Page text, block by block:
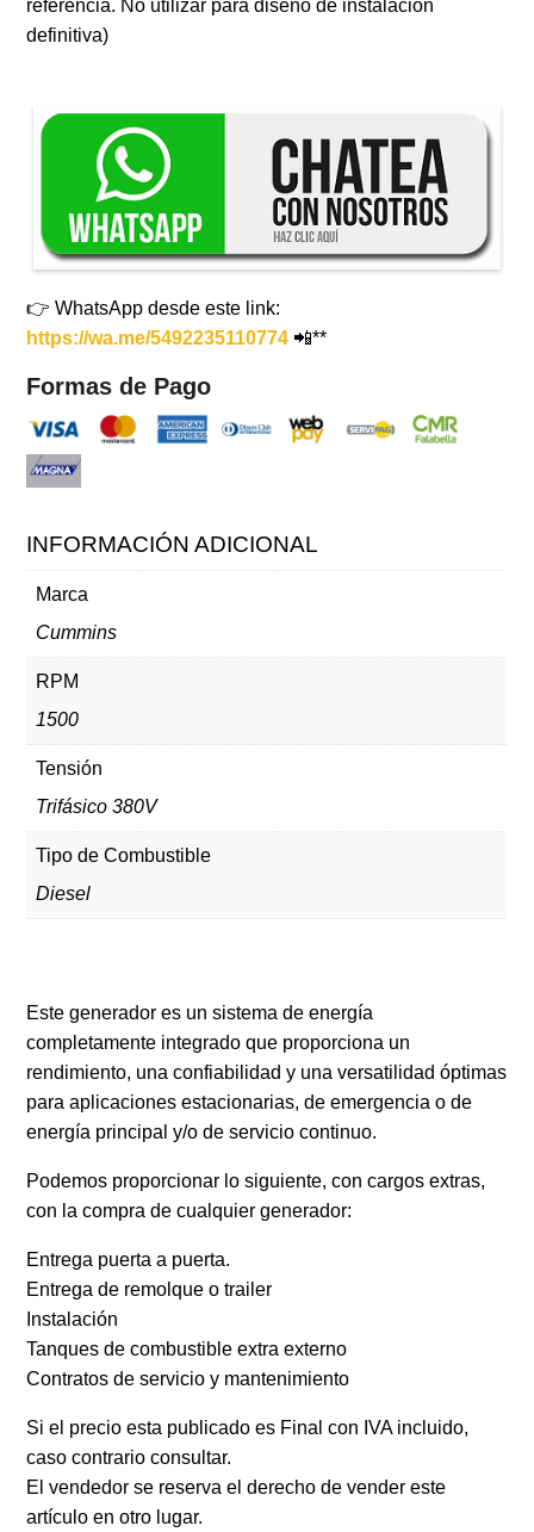
referencia. No utilizar para diseño de instalación
definitiva)
👉 WhatsApp desde este link:
https://wa.me/5492235110774 📲**
Formas de Pago
INFORMACIÓN ADICIONAL
Marca
Cummins
RPM
1500
Tensión
Trifásico 380V
Tipo de Combustible
Diesel
Este generador es un sistema de energía
completamente integrado que proporciona un
rendimiento, una confiabilidad y una versatilidad óptimas
para aplicaciones estacionarias, de emergencia o de
energía principal y/o de servicio continuo.
Podemos proporcionar lo siguiente, con cargos extras,
con la compra de cualquier generador:
Entrega puerta a puerta.
Entrega de remolque o trailer
Instalación
Tanques de combustible extra externo
Contratos de servicio y mantenimiento
Si el precio esta publicado es Final con IVA incluido,
caso contrario consultar.
El vendedor se reserva el derecho de vender este
artículo en otro lugar.